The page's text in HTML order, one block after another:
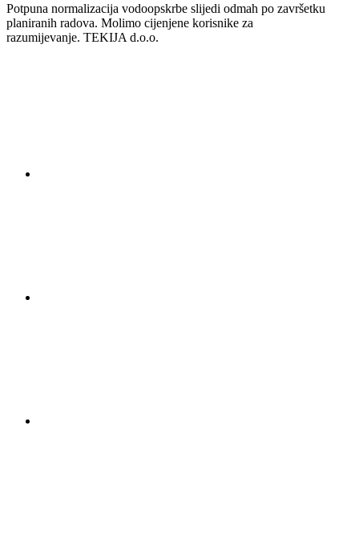
Potpuna normalizacija vodoopskrbe slijedi odmah po završetku
planiranih radova. Molimo cijenjene korisnike za
razumijevanje. TEKIJA d.o.o.